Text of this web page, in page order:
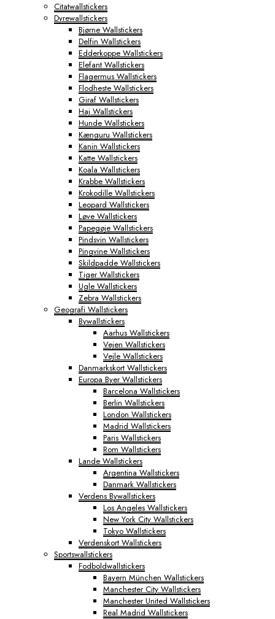
Citatwallstickers
Dyrewallstickers
Bjørne Wallstickers
Delfin Wallstickers
Edderkoppe Wallstickers
Elefant Wallstickers
Flagermus Wallstickers
Flodheste Wallstickers
Giraf Wallstickers
Haj Wallstickers
Hunde Wallstickers
Kænguru Wallstickers
Kanin Wallstickers
Katte Wallstickers
Koala Wallstickers
Krabbe Wallstickers
Krokodille Wallstickers
Leopard Wallstickers
Løve Wallstickers
Papegøje Wallstickers
Pindsvin Wallstickers
Pingvine Wallstickers
Skildpadde Wallstickers
Tiger Wallstickers
Ugle Wallstickers
Zebra Wallstickers
Geografi Wallstickers
Bywallstickers
Aarhus Wallstickers
Vejen Wallstickers
Vejle Wallstickers
Danmarkskort Wallstickers
Europa Byer Wallstickers
Barcelona Wallstickers
Berlin Wallstickers
London Wallstickers
Madrid Wallstickers
Paris Wallstickers
Rom Wallstickers
Lande Wallstickers
Argentina Wallstickers
Danmark Wallstickers
Verdens Bywallstickers
Los Angeles Wallstickers
New York City Wallstickers
Tokyo Wallstickers
Verdenskort Wallstickers
Sportswallstickers
Fodboldwallstickers
Bayern München Wallstickers
Manchester City Wallstickers
Manchester United Wallstickers
Real Madrid Wallstickers